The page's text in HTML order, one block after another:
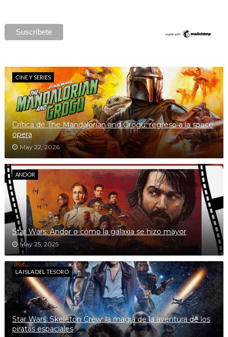
CINE Y SERIES
Crítica de The Mandalorian and Grogu: regreso a la space
opera
May 22, 2026
ANDOR
Star Wars: Andor o cómo la galaxia se hizo mayor
May 25, 2025
LA ISLA DEL TESORO
Star Wars: Skeleton Crew: la magia de la aventura de los
piratas espaciales